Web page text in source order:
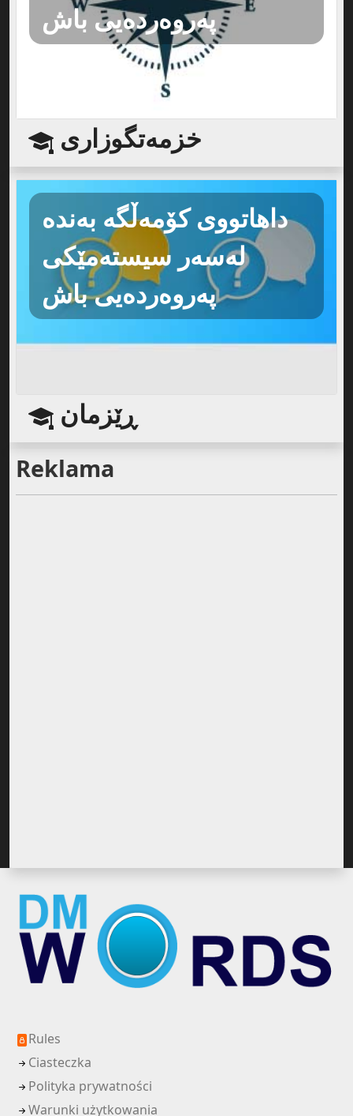
پەروەردەیی باش
خزمەتگوزاری
داهاتووی کۆمەڵگە بەندە
لەسەر سیستەمێکی
پەروەردەیی باش
ڕێزمان
Reklama
Rules
Ciasteczka
Polityka prywatności
Warunki użytkowania